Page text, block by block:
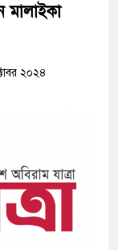
মালাইকা
২০২৪